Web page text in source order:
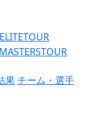
果チーム・選手